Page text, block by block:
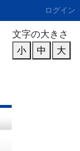
ログイン
文字の大きさ
小
中
大